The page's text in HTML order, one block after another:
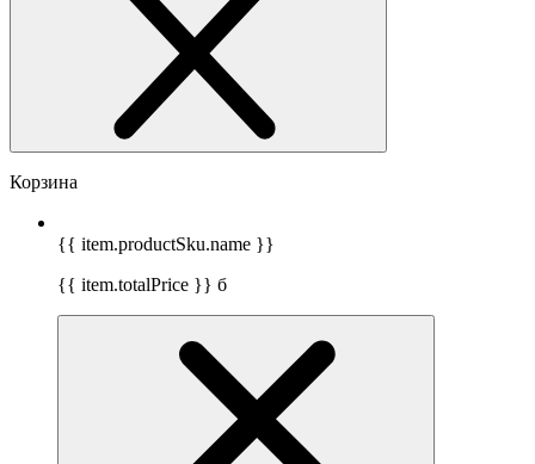
Корзина
{{ item.productSku.name }}
{{ item.totalPrice }} б